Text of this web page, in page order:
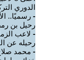
الدوري
- رسميًا..
رحيل بن
- لاعب
رحيله عن
- محمد